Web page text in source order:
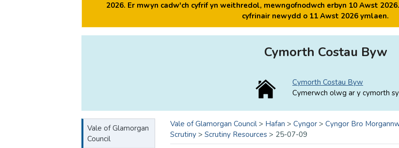
2026. Er mwyn cadw'ch cyfrif yn weithredol, mewngofnodwch erbyn 10 Awst
cyfrinair newydd o 11 Awst 2026 ymlaen.
Cymorth Costau Byw
Cymorth Costau Byw
Cymerwch olwg ar y cymorth
Vale of Glamorgan
Council
Vale of Glamorgan Council > Hafan > Cyngor > Cyngor Bro
Scrutiny > Scrutiny Resources > 25-07-09